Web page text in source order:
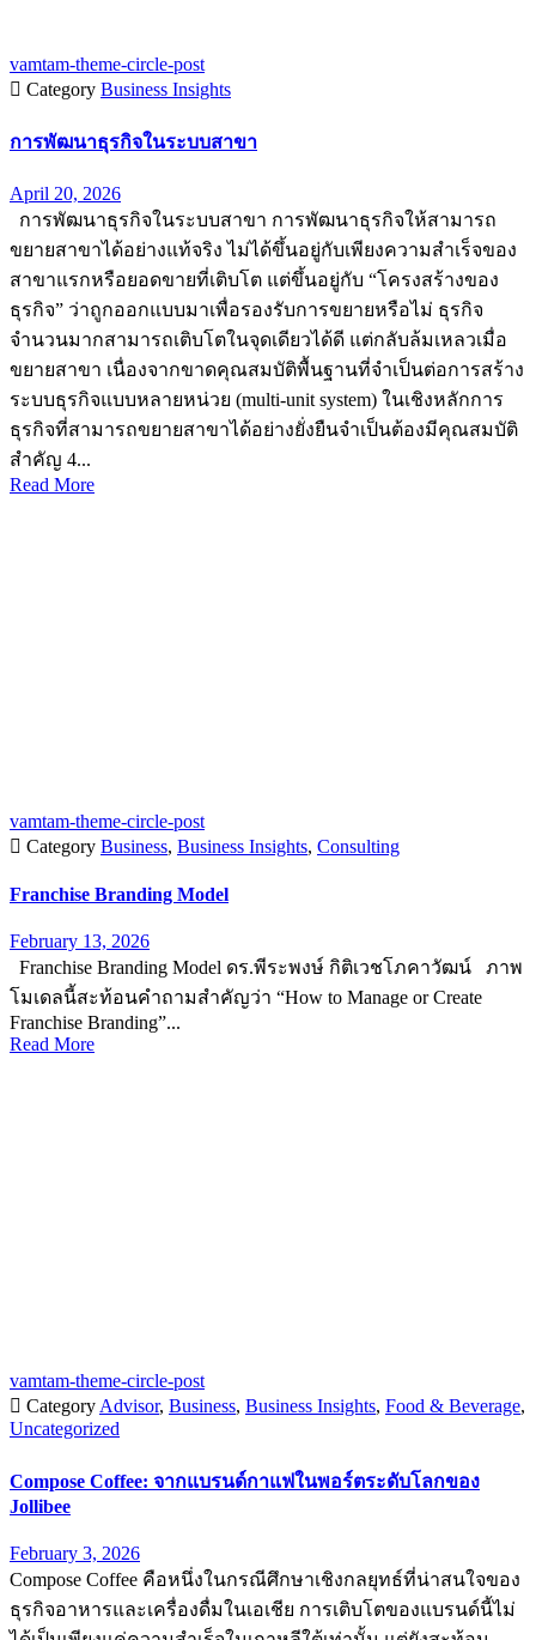
vamtam-theme-circle-post
 Category Business Insights
การพัฒนาธุรกิจในระบบสาขา
April 20, 2026
การพัฒนาธุรกิจในระบบสาขา การพัฒนาธุรกิจให้สามารถ
ขยายสาขาได้อย่างแท้จริง ไม่ได้ขึ้นอยู่กับเพียงความสำเร็จของ
สาขาแรกหรือยอดขายที่เติบโต แต่ขึ้นอยู่กับ “โครงสร้างของ
ธุรกิจ” ว่าถูกออกแบบมาเพื่อรองรับการขยายหรือไม่ ธุรกิจ
จำนวนมากสามารถเติบโตในจุดเดียวได้ดี แต่กลับล้มเหลวเมื่อ
ขยายสาขา เนื่องจากขาดคุณสมบัติพื้นฐานที่จำเป็นต่อการสร้าง
ระบบธุรกิจแบบหลายหน่วย (multi-unit system) ในเชิงหลักการ
ธุรกิจที่สามารถขยายสาขาได้อย่างยั่งยืนจำเป็นต้องมีคุณสมบัติ
สำคัญ 4...
Read More
vamtam-theme-circle-post
 Category Business, Business Insights, Consulting
Franchise Branding Model
February 13, 2026
Franchise Branding Model ดร.พีระพงษ์ กิติเวชโภคาวัฒน์ ภาพ
โมเดลนี้สะท้อนคำถามสำคัญว่า “How to Manage or Create
Franchise Branding”...
Read More
vamtam-theme-circle-post
 Category Advisor, Business, Business Insights, Food & Beverage,
Uncategorized
Compose Coffee: จากแบรนด์กาแฟในพอร์ตระดับโลกของ
Jollibee
February 3, 2026
Compose Coffee คือหนึ่งในกรณีศึกษาเชิงกลยุทธ์ที่น่าสนใจของ
ธุรกิจอาหารและเครื่องดื่มในเอเชีย การเติบโตของแบรนด์นี้ไม่